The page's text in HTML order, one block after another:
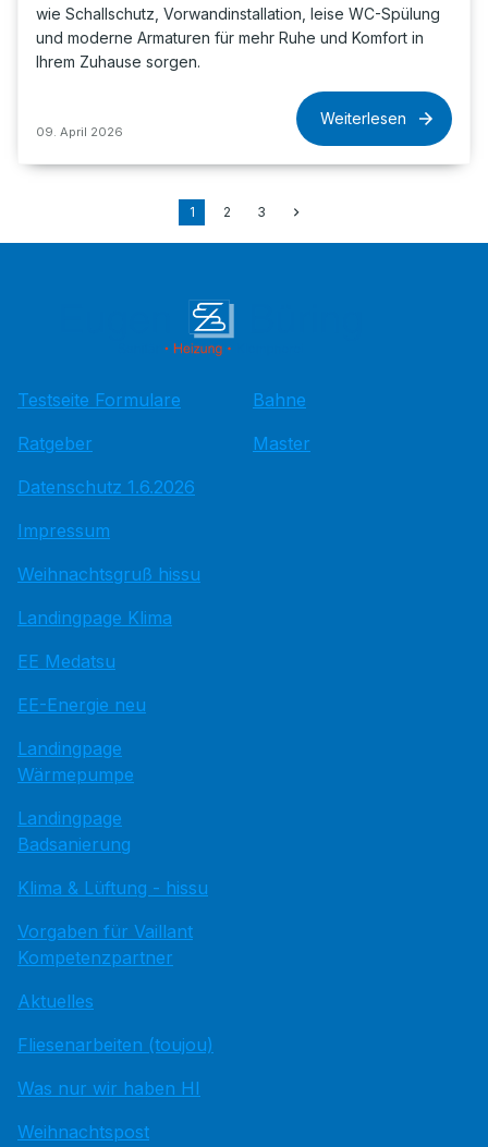
wie Schallschutz, Vorwandinstallation, leise WC-Spülung
und moderne Armaturen für mehr Ruhe und Komfort in
Ihrem Zuhause sorgen.
09. April 2026
Weiterlesen
1 2 3
Testseite Formulare
Ratgeber
Datenschutz 1.6.2026
Impressum
Weihnachtsgruß hissu
Landingpage Klima
EE Medatsu
EE-Energie neu
Landingpage
Wärmepumpe
Landingpage
Badsanierung
Klima & Lüftung - hissu
Vorgaben für Vaillant
Kompetenzpartner
Aktuelles
Fliesenarbeiten (toujou)
Was nur wir haben HI
Weihnachtspost
Bahne
Master